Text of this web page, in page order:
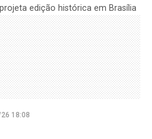
edição histórica em Brasília
18:08